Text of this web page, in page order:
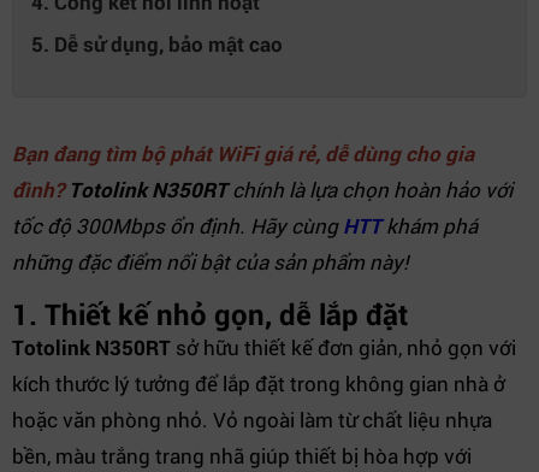
5. Dễ sử dụng, bảo mật cao
Bạn đang tìm bộ phát WiFi giá rẻ, dễ dùng cho gia
đình?Totolink N350RTchính là lựa chọn hoàn hảo với
tốc độ 300Mbps ổn định. Hãy cùng HTT khám phá
những đặc điểm nổi bật của sản phẩm này!
1. Thiết kế nhỏ gọn, dễ lắp đặt
Totolink N350RT sở hữu thiết kế đơn giản, nhỏ gọn với
kích thước lý tưởng để lắp đặt trong không gian nhà ở
hoặc văn phòng nhỏ. Vỏ ngoài làm từ chất liệu nhựa
bền, màu trắng trang nhã giúp thiết bị hòa hợp với